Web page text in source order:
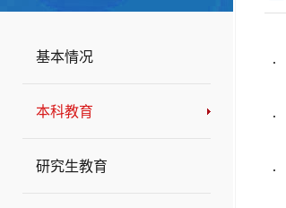
基本情况
本科教育
研究生教育